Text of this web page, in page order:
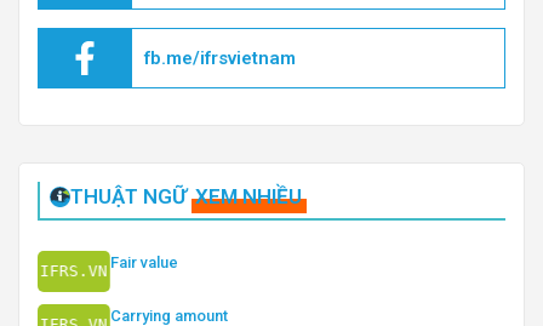
fb.me/ifrsvietnam
THUẬT NGỮ XEM NHIỀU
Fair value
Carrying amount